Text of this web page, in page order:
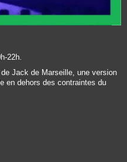
22h.
Jack de Marseille, une version
en dehors des contraintes du